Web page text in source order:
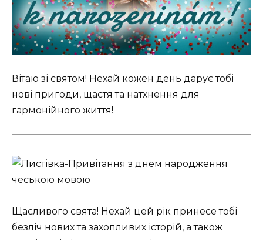
Вітаю зі святом! Нехай кожен день дарує тобі
нові пригоди, щастя та натхнення для
гармонійного життя!
Щасливого свята! Нехай цей рік принесе тобі
безліч нових та захопливих історій, а також